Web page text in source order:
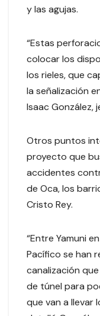
y las agujas.
“Estas
colocar los
los rieles, que
la señalización
Isaac González,
Otros puntos
proyecto que
accidentes
de Oca, los
Cristo Rey.
“Entre Yamuni
Pacífico se han
canalización
de túnel para
que van a llevar